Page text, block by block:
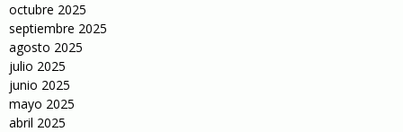
octubre 2025
septiembre 2025
agosto 2025
julio 2025
junio 2025
mayo 2025
abril 2025